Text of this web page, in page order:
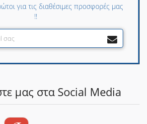
για τις διαθέσιμες προσφορές μας
!!
μας στα Social Media